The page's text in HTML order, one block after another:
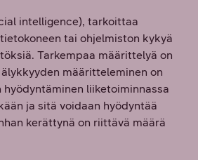
intelligence), tarkoittaa
tai ohjelmiston kykyä
Tarkempaa määrittelyä on
määritteleminen on
hyödyntäminen liiketoiminnassa
ja sitä voidaan hyödyntää
kerättynä on riittävä määrä